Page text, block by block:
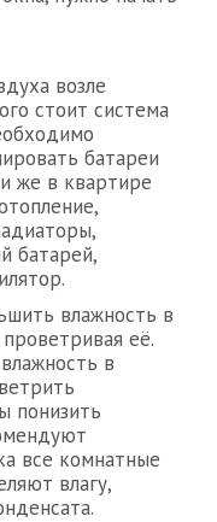
возле
стоит система
батареи
же в квартире
батарей,
влажность в
её.
в
понизить
все комнатные
влагу,